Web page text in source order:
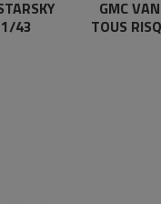
43
GMC
TOUS